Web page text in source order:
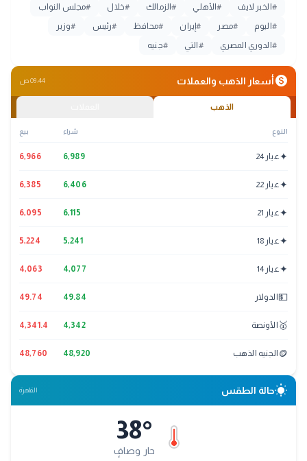
#الخبر لايف #الأهلي #الزمالك #خلال #مجلس النواب
#اليوم #مصر #إيران #محافظ #رئيس #وزير
#الدوري المصري #التي #جنيه
monetization_onأسعار الذهب والعملات 09:44 ص
الذهب
النوع شراء بيع
✦عيار 24 6,989
6,966
✦عيار 22 6,406
6,385
✦عيار 21 6,115
6,095
✦عيار 18 5,241
5,224
✦عيار 14 4,077
4,063
💵الدولار 49.84
49.74
🥇 الأونصة 4,342
4,341.4
🪙 الجنيه الذهب 48,920
48,760
wb_sunnyحالة الطقس القاهرة
38°
حار وصافٍ